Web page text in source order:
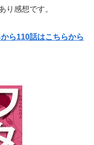
り感想です。
ら110話はこちらから